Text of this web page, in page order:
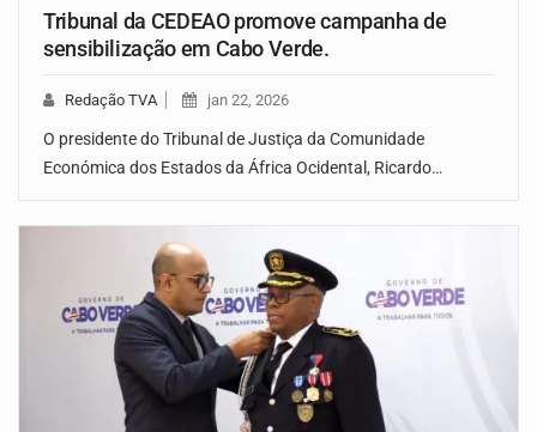
Tribunal da CEDEAO promove campanha de
sensibilização em Cabo Verde.
Redação TVA jan 22, 2026
O presidente do Tribunal de Justiça da Comunidade
Económica dos Estados da África Ocidental, Ricardo…